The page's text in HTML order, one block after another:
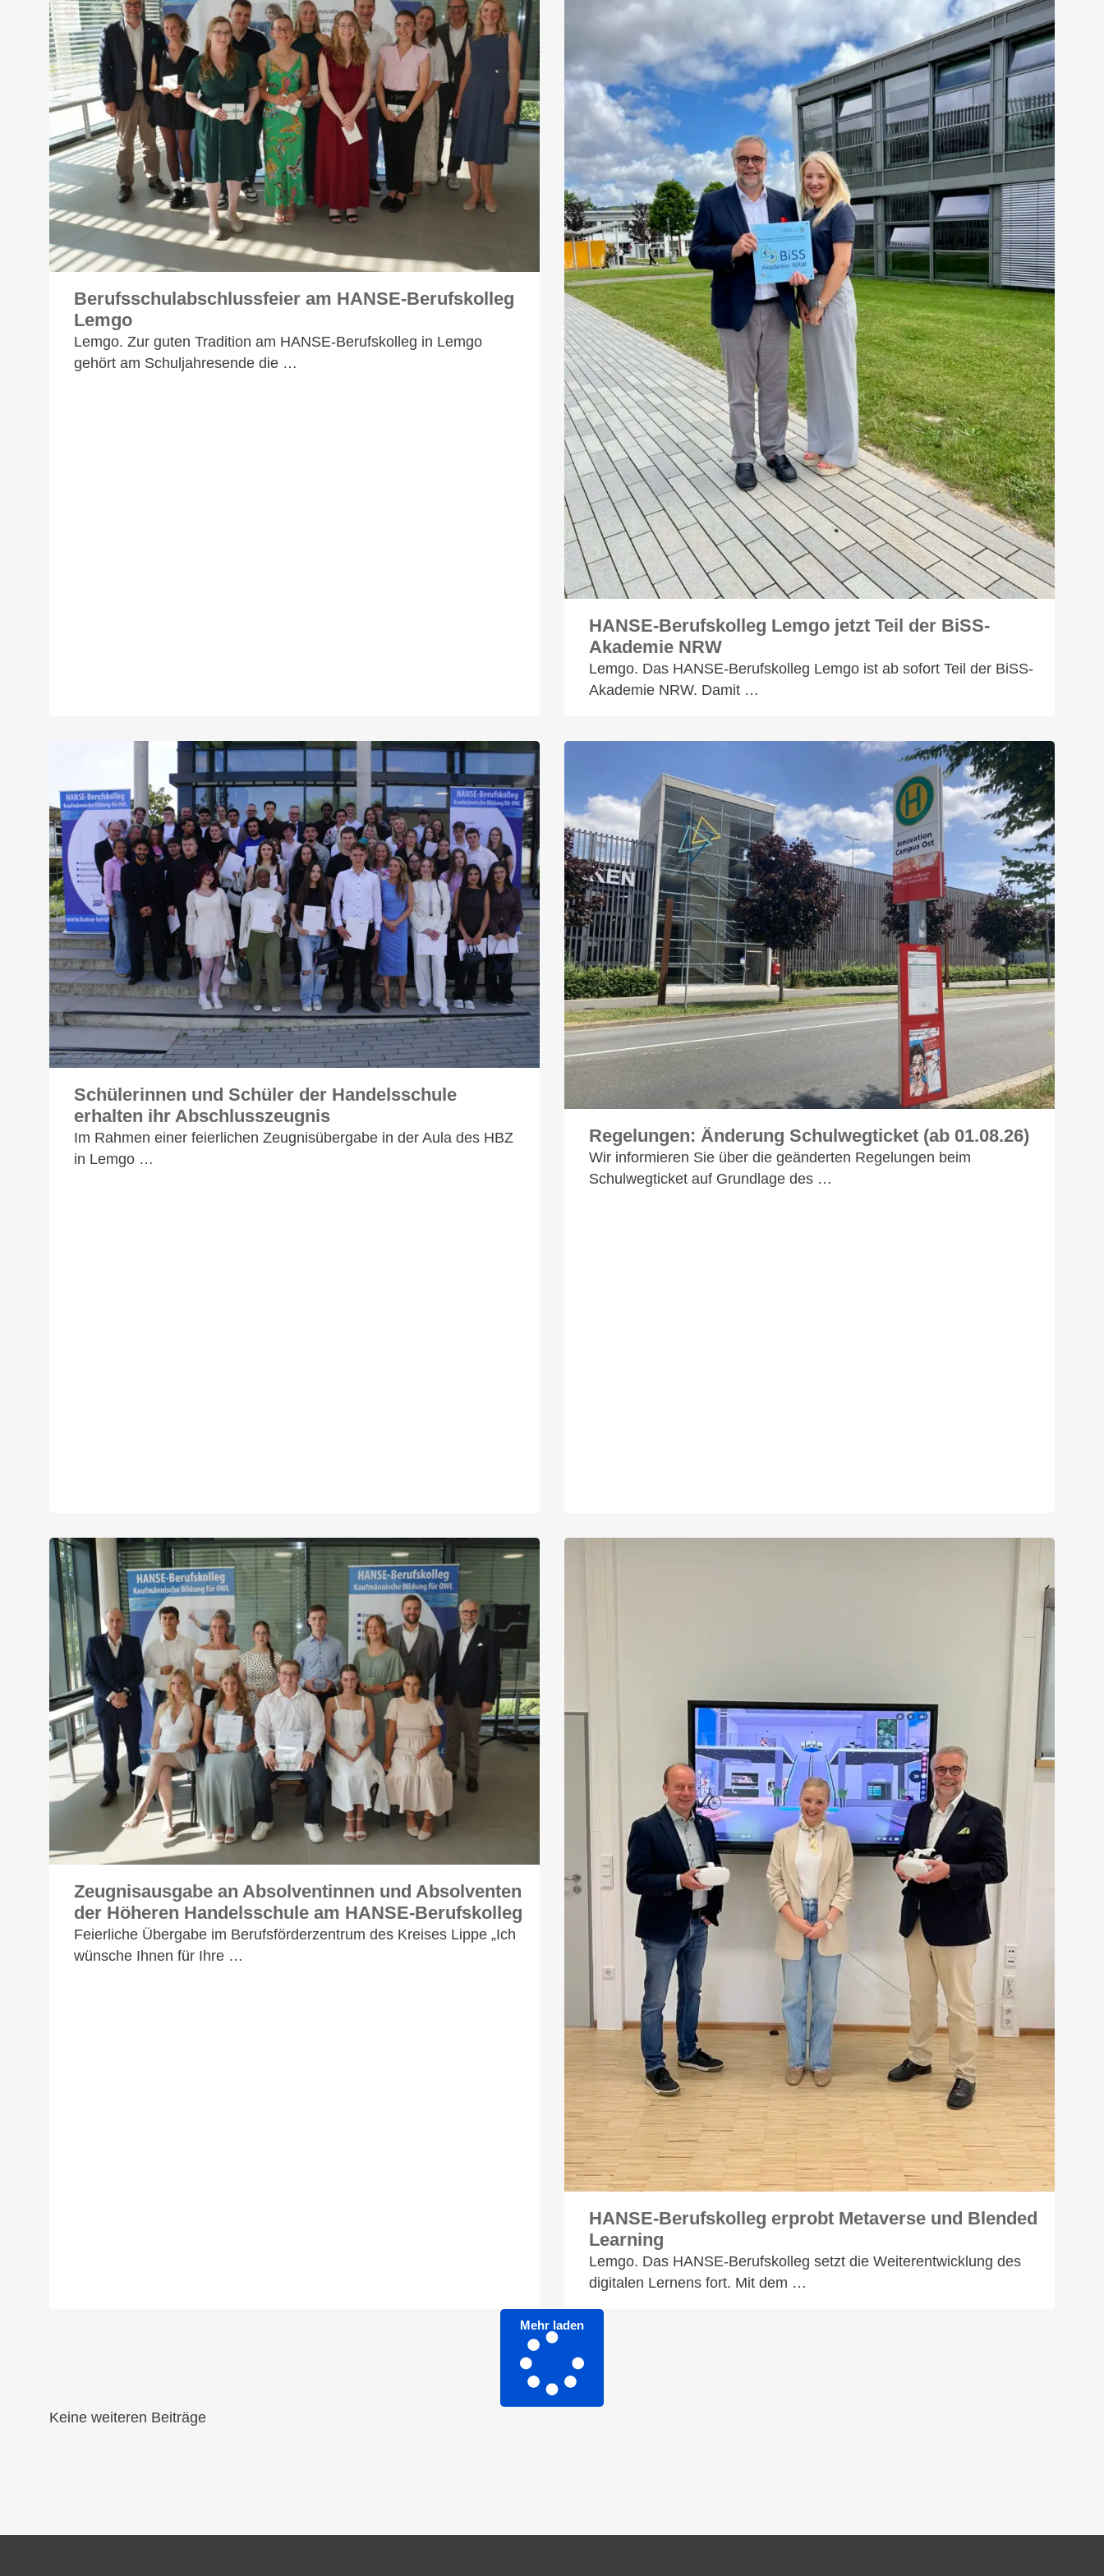
Berufsschulabschlussfeier am HANSE-Berufskolleg
Lemgo
Lemgo. Zur guten Tradition am HANSE-Berufskolleg in Lemgo
gehört am Schuljahresende die …
HANSE-Berufskolleg Lemgo jetzt Teil der BiSS-
Akademie NRW
Lemgo. Das HANSE-Berufskolleg Lemgo ist ab sofort Teil der BiSS-
Akademie NRW. Damit …
Schülerinnen und Schüler der Handelsschule
erhalten ihr Abschlusszeugnis
Im Rahmen einer feierlichen Zeugnisübergabe in der Aula des HBZ
in Lemgo …
Regelungen: Änderung Schulwegticket (ab 01.08.26)
Wir informieren Sie über die geänderten Regelungen beim
Schulwegticket auf Grundlage des …
Zeugnisausgabe an Absolventinnen und Absolventen
der Höheren Handelsschule am HANSE-Berufskolleg
Feierliche Übergabe im Berufsförderzentrum des Kreises Lippe „Ich
wünsche Ihnen für Ihre …
HANSE-Berufskolleg erprobt Metaverse und Blended
Learning
Lemgo. Das HANSE-Berufskolleg setzt die Weiterentwicklung des
digitalen Lernens fort. Mit dem …
Mehr laden
Keine weiteren Beiträge